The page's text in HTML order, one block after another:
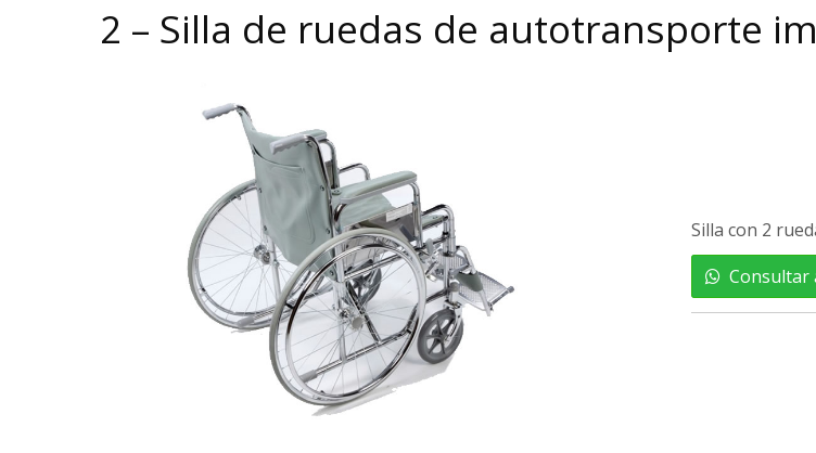
2 – Silla de ruedas de autotransporte
Silla con 2
Consultar